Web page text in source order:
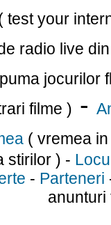
test your
radio live
jocurilor
filme ) -
( vremea
stirilor ) -
- Parteneri
anunturi